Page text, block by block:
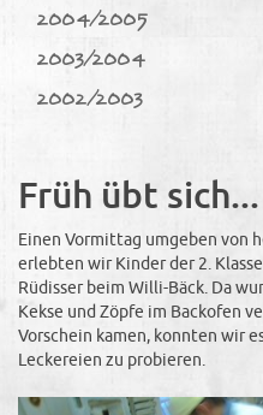
2004/2005
2003/2004
2002/2003
Früh übt sich...
Einen Vormittag umgeben von
erlebten wir Kinder der 2.
Rüdisser beim Willi-Bäck. Da
Kekse und Zöpfe im Backofen
Vorschein kamen, konnten wir
Leckereien zu probieren.